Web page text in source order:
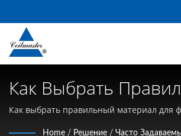
Как Выбрать
Материал Для
Как выбрать правильный материал для
Home / Решение / Часто